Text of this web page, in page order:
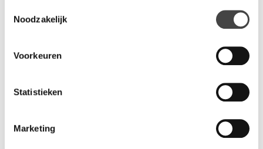
Noodzakelijk
Voorkeuren
Statistieken
Marketing
Gerelateerde producten